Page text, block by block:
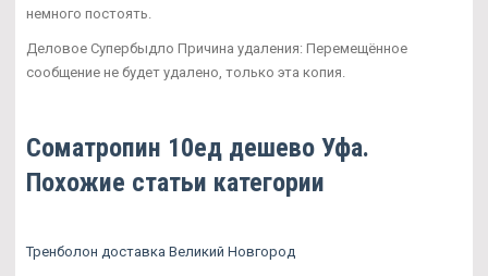
немного постоять.
Деловое Супербыдло Причина удаления: Перемещённое
сообщение не будет удалено, только эта копия.
Cоматропин 10ед дешево Уфа.
Похожие статьи категории
Тренболон доставка Великий Новгород